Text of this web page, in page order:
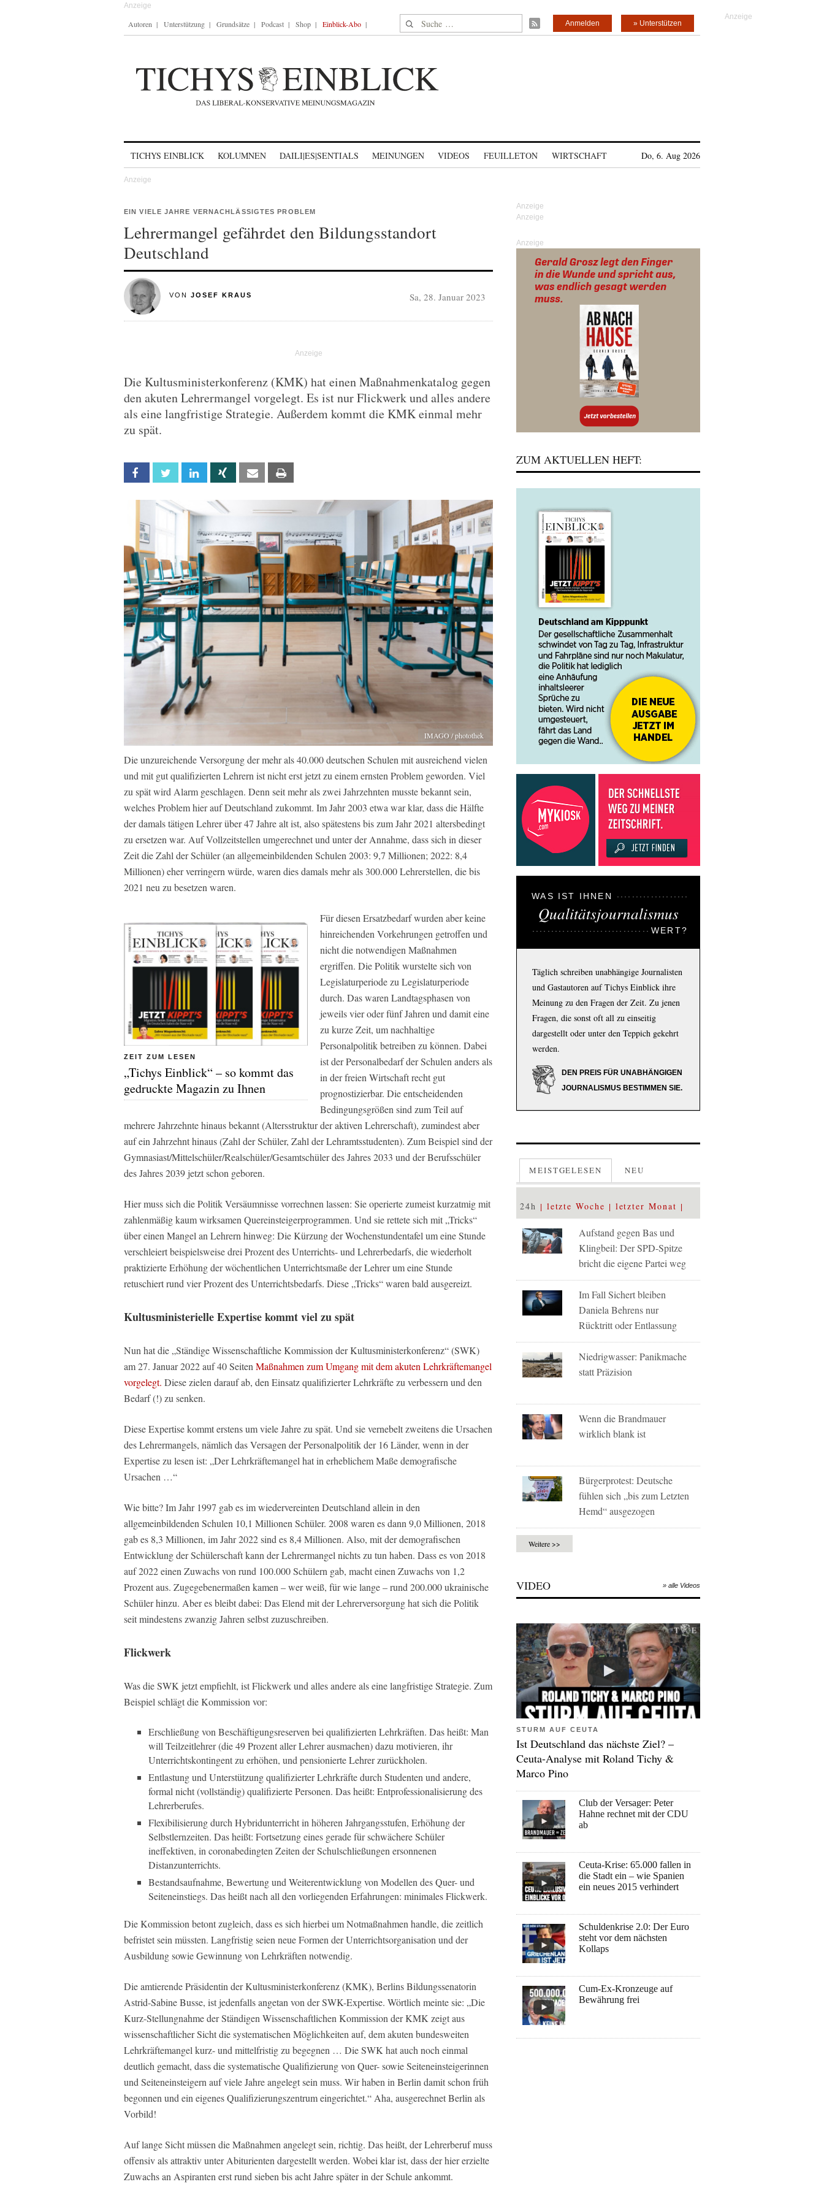
Autoren Unterstützung Grundsätze Podcast Shop Einblick-Abo Suche nach: » Unterstützen
Anmelden
TICHYS EINBLICK KOLUMNEN DAILI|ES|SENTIALS MEINUNGEN VIDEOS FEUILLETON WIRTSCHAFT Do, 6. Aug 2026
EIN VIELE JAHRE VERNACHLÄSSIGTES PROBLEM
Lehrermangel gefährdet den Bildungsstandort
Deutschland
VON JOSEF KRAUS Sa, 28. Januar 2023
Die Kultusministerkonferenz (KMK) hat einen Maßnahmenkatalog gegen
den akuten Lehrermangel vorgelegt. Es ist nur Flickwerk und alles andere
als eine langfristige Strategie. Außerdem kommt die KMK einmal mehr
zu spät.
Facebook Twitter Linkedin Xing Email
IMAGO / photothek
Die unzureichende Versorgung der mehr als 40.000 deutschen Schulen mit ausreichend vielen
und mit gut qualifizierten Lehrern ist nicht erst jetzt zu einem ernsten Problem geworden. Viel
zu spät wird Alarm geschlagen. Denn seit mehr als zwei Jahrzehnten musste bekannt sein,
welches Problem hier auf Deutschland zukommt. Im Jahr 2003 etwa war klar, dass die Hälfte
der damals tätigen Lehrer über 47 Jahre alt ist, also spätestens bis zum Jahr 2021 altersbedingt
zu ersetzen war. Auf Vollzeitstellen umgerechnet und unter der Annahme, dass sich in dieser
Zeit die Zahl der Schüler (an allgemeinbildenden Schulen 2003: 9,7 Millionen; 2022: 8,4
Millionen) eher verringern würde, waren dies damals mehr als 300.000 Lehrerstellen, die bis
2021 neu zu besetzen waren.
ZEIT ZUM LESEN
„Tichys Einblick“ – so kommt das
gedruckte Magazin zu Ihnen
Für diesen Ersatzbedarf wurden aber keine
hinreichenden Vorkehrungen getroffen und
nicht die notwendigen Maßnahmen
ergriffen. Die Politik wurstelte sich von
Legislaturperiode zu Legislaturperiode
durch. Das waren Landtagsphasen von
jeweils vier oder fünf Jahren und damit eine
zu kurze Zeit, um nachhaltige
Personalpolitik betreiben zu können. Dabei
ist der Personalbedarf der Schulen anders als
in der freien Wirtschaft recht gut
prognostizierbar. Die entscheidenden
Bedingungsgrößen sind zum Teil auf
mehrere Jahrzehnte hinaus bekannt (Altersstruktur der aktiven Lehrerschaft), zumindest aber
auf ein Jahrzehnt hinaus (Zahl der Schüler, Zahl der Lehramtsstudenten). Zum Beispiel sind der
Gymnasiast/Mittelschüler/Realschüler/Gesamtschüler des Jahres 2033 und der Berufsschüler
des Jahres 2039 jetzt schon geboren.
Hier muss sich die Politik Versäumnisse vorrechnen lassen: Sie operierte zumeist kurzatmig mit
zahlenmäßig kaum wirksamen Quereinsteigerprogrammen. Und sie rettete sich mit „Tricks“
über einen Mangel an Lehrern hinweg: Die Kürzung der Wochenstundentafel um eine Stunde
verschleiert beispielsweise drei Prozent des Unterrichts- und Lehrerbedarfs, die wiederholt
praktizierte Erhöhung der wöchentlichen Unterrichtsmaße der Lehrer um eine Stunde
retuschiert rund vier Prozent des Unterrichtsbedarfs. Diese „Tricks“ waren bald ausgereizt.
Kultusministerielle Expertise kommt viel zu spät
Nun hat die „Ständige Wissenschaftliche Kommission der Kultusministerkonferenz“ (SWK)
am 27. Januar 2022 auf 40 Seiten Maßnahmen zum Umgang mit dem akuten Lehrkräftemangel
vorgelegt. Diese zielen darauf ab, den Einsatz qualifizierter Lehrkräfte zu verbessern und den
Bedarf (!) zu senken.
Diese Expertise kommt erstens um viele Jahre zu spät. Und sie vernebelt zweitens die Ursachen
des Lehrermangels, nämlich das Versagen der Personalpolitik der 16 Länder, wenn in der
Expertise zu lesen ist: „Der Lehrkräftemangel hat in erheblichem Maße demografische
Ursachen …“
Wie bitte? Im Jahr 1997 gab es im wiedervereinten Deutschland allein in den
allgemeinbildenden Schulen 10,1 Millionen Schüler. 2008 waren es dann 9,0 Millionen, 2018
gab es 8,3 Millionen, im Jahr 2022 sind es 8,4 Millionen. Also, mit der demografischen
Entwicklung der Schülerschaft kann der Lehrermangel nichts zu tun haben. Dass es von 2018
auf 2022 einen Zuwachs von rund 100.000 Schülern gab, macht einen Zuwachs von 1,2
Prozent aus. Zugegebenermaßen kamen – wer weiß, für wie lange – rund 200.000 ukrainische
Schüler hinzu. Aber es bleibt dabei: Das Elend mit der Lehrerversorgung hat sich die Politik
seit mindestens zwanzig Jahren selbst zuzuschreiben.
Flickwerk
Was die SWK jetzt empfiehlt, ist Flickwerk und alles andere als eine langfristige Strategie. Zum
Beispiel schlägt die Kommission vor:
Erschließung von Beschäftigungsreserven bei qualifizierten Lehrkräften. Das heißt: Man
will Teilzeitlehrer (die 49 Prozent aller Lehrer ausmachen) dazu motivieren, ihr
Unterrichtskontingent zu erhöhen, und pensionierte Lehrer zurückholen.
Entlastung und Unterstützung qualifizierter Lehrkräfte durch Studenten und andere,
formal nicht (vollständig) qualifizierte Personen. Das heißt: Entprofessionalisierung des
Lehrerberufes.
Flexibilisierung durch Hybridunterricht in höheren Jahrgangsstufen, Erhöhung der
Selbstlernzeiten. Das heißt: Fortsetzung eines gerade für schwächere Schüler
ineffektiven, in coronabedingten Zeiten der Schulschließungen ersonnenen
Distanzunterrichts.
Bestandsaufnahme, Bewertung und Weiterentwicklung von Modellen des Quer- und
Seiteneinstiegs. Das heißt nach all den vorliegenden Erfahrungen: minimales Flickwerk.
Die Kommission betont zugleich, dass es sich hierbei um Notmaßnahmen handle, die zeitlich
befristet sein müssten. Langfristig seien neue Formen der Unterrichtsorganisation und der
Ausbildung sowie Gewinnung von Lehrkräften notwendig.
Die amtierende Präsidentin der Kultusministerkonferenz (KMK), Berlins Bildungssenatorin
Astrid-Sabine Busse, ist jedenfalls angetan von der SWK-Expertise. Wörtlich meinte sie: „Die
Kurz-Stellungnahme der Ständigen Wissenschaftlichen Kommission der KMK zeigt aus
wissenschaftlicher Sicht die systematischen Möglichkeiten auf, dem akuten bundesweiten
Lehrkräftemangel kurz- und mittelfristig zu begegnen … Die SWK hat auch noch einmal
deutlich gemacht, dass die systematische Qualifizierung von Quer- sowie Seiteneinsteigerinnen
und Seiteneinsteigern auf viele Jahre angelegt sein muss. Wir haben in Berlin damit schon früh
begonnen und ein eigenes Qualifizierungszentrum eingerichtet.“ Aha, ausgerechnet Berlin als
Vorbild!
Auf lange Sicht müssen die Maßnahmen angelegt sein, richtig. Das heißt, der Lehrerberuf muss
offensiv als attraktiv unter Abiturienten dargestellt werden. Wobei klar ist, dass der hier erzielte
Zuwachs an Aspiranten erst rund sieben bis acht Jahre später in der Schule ankommt.
Anzeige
ZUM AKTUELLEN HEFT:
WAS IST IHNEN
Qualitätsjournalismus
WERT?
Täglich schreiben unabhängige Journalisten
und Gastautoren auf Tichys Einblick ihre
Meinung zu den Fragen der Zeit. Zu jenen
Fragen, die sonst oft all zu einseitig
dargestellt oder unter den Teppich gekehrt
werden.
DEN PREIS FÜR UNABHÄNGIGEN
JOURNALISMUS BESTIMMEN SIE.
MEISTGELESEN NEU
24h letzte Woche letzter Monat
Aufstand gegen Bas und
Klingbeil: Der SPD-Spitze
bricht die eigene Partei weg
Im Fall Sichert bleiben
Daniela Behrens nur
Rücktritt oder Entlassung
Niedrigwasser: Panikmache
statt Präzision
Wenn die Brandmauer
wirklich blank ist
Bürgerprotest: Deutsche
fühlen sich „bis zum Letzten
Hemd“ ausgezogen
Weitere >>
VIDEO » alle Videos
STURM AUF CEUTA
Ist Deutschland das nächste Ziel? –
Ceuta-Analyse mit Roland Tichy &
Marco Pino
Club der Versager: Peter
Hahne rechnet mit der CDU
ab
Ceuta-Krise: 65.000 fallen in
die Stadt ein – wie Spanien
ein neues 2015 verhindert
Schuldenkrise 2.0: Der Euro
steht vor dem nächsten
Kollaps
Cum-Ex-Kronzeuge auf
Bewährung frei